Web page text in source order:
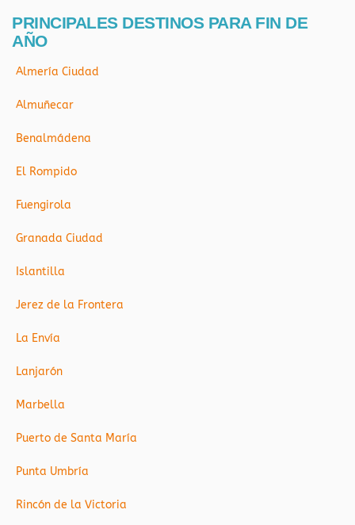
PRINCIPALES DESTINOS PARA FIN DE
AÑO
Almería Ciudad
Almuñecar
Benalmádena
El Rompido
Fuengirola
Granada Ciudad
Islantilla
Jerez de la Frontera
La Envía
Lanjarón
Marbella
Puerto de Santa María
Punta Umbría
Rincón de la Victoria